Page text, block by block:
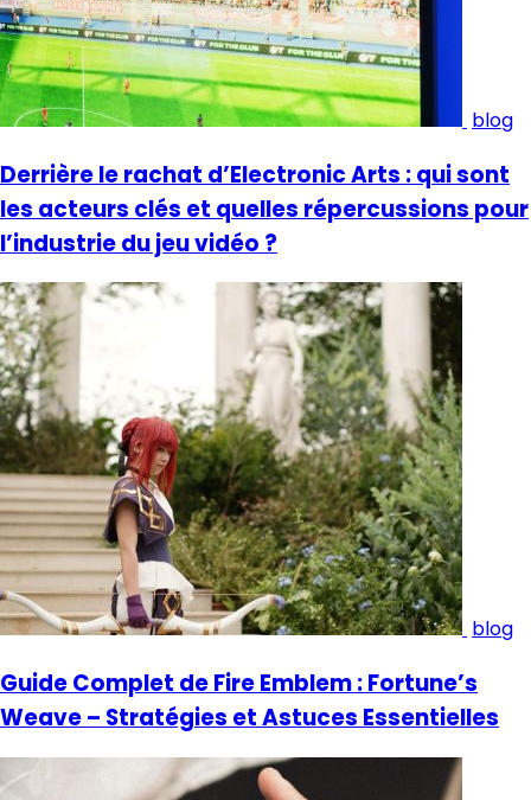
blog
Derrière le rachat d’Electronic Arts : qui sont
les acteurs clés et quelles répercussions pour
l’industrie du jeu vidéo ?
blog
Guide Complet de Fire Emblem : Fortune’s
Weave – Stratégies et Astuces Essentielles